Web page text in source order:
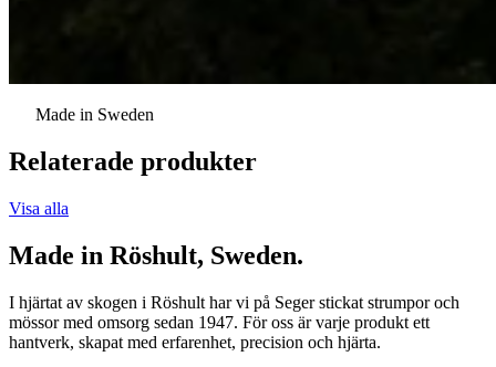
Made in Sweden
Relaterade produkter
Visa alla
Made in Röshult, Sweden.
I hjärtat av skogen i Röshult har vi på Seger stickat strumpor och
mössor med omsorg sedan 1947. För oss är varje produkt ett
hantverk, skapat med erfarenhet, precision och hjärta.